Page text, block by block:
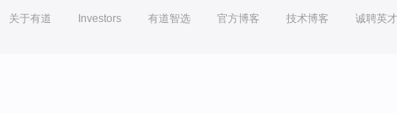
关于有道 Investors 有道智选 官方博客 技术博客 诚聘英才